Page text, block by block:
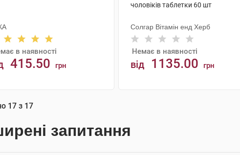
в наявності
415.50 грн
АНАЛОГИ
чоловіків таблетки 60 шт
Солгар Вітамін енд Херб
Немає в наявності
від 1135.00 грн
17 з 17
запитання